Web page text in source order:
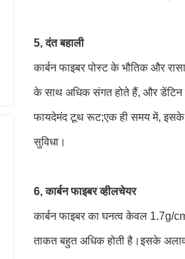
5, दंत बहाली
कार्बन फाइबर पोस्ट के भौतिक और
के साथ अधिक संगत होते हैं, और डेंटिन
फायदेमंद टूथ रूट;एक ही समय में, इसके
सुविधा।
6, कार्बन फाइबर व्हीलचेयर
कार्बन फाइबर का घनत्व केवल 1.7g/
ताकत बहुत अधिक होती है।इसके